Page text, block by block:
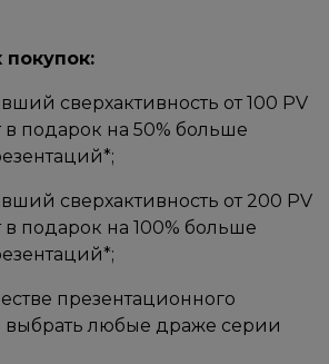
сверхактивность от 100 PV
подарок на 50% больше
сверхактивность от 200 PV
подарок на 100% больше
презентационного
выбрать любые драже серии